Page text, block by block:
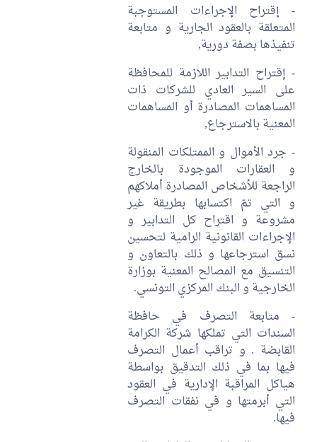
- إقتراح الإجراءات المستوجبة
المتعلقة بالعقود الجارية و متابعة
تنفيذها بصفة دورية,
- إقتراح التدابير اللازمة للمحافظة
على السير العادي للشركات ذات
المساهمات المصادرة أو المساهمات
المعنية بالاسترجاع,
- جرد الأموال و الممتلكات المنقولة
و العقارات الموجودة بالخارج
الراجعة للأشخاص المصادرة أملاكهم
و التي تمّ اكتسابها بطريقة غير
مشروعة و اقتراح كل التدابير و
الإجراءات القانونية الرامية لتحسين
نسق استرجاعها و ذلك بالتعاون و
التنسيق مع المصالح المعنية بوزارة
الخارجية و البنك المركزي التونسي.
- متابعة التصرف في حافظة
السندات التي تملكها شركة الكرامة
القابضة . و تراقب أعمال التصرف
فيها بما في ذلك التدقيق بواسطة
هياكل المراقبة الإدارية في العقود
التي أبرمتها و في نفقات التصرف
فيها.